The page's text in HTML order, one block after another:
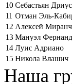
10 Себастьян
11 Отман Эль-
12 Алексей
13 Мануэл
14 Луис Адриано
15 Никола Влашич
Наша